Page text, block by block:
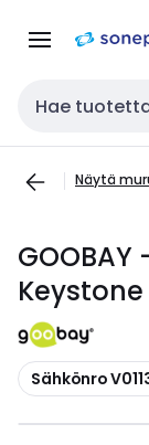
navigointiin
Haku
Näytä
Keystone
Kopioi
Sähkönro